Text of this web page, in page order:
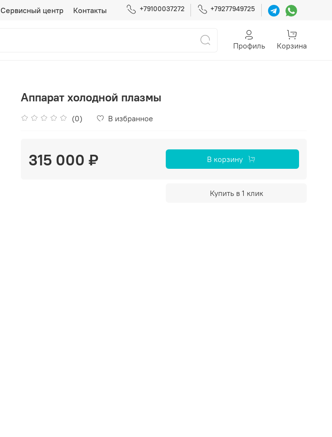
Сервисный центр Контакты +79100037272 +79277949725
Профиль Корзина
Аппарат холодной плазмы
(0) В избранное
315 000 ₽ В корзину
Купить в 1 клик